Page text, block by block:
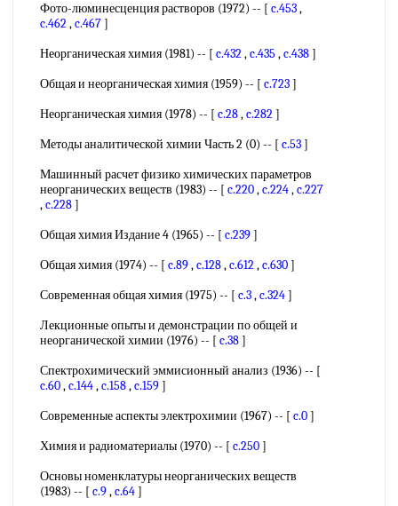
Фото-люминесценция растворов (1972) -- [ c.453,
c.462,c.467]
Неорганическая химия (1981) -- [ c.432,c.435 ,c.438]
Общая и неорганическая химия (1959) -- [ c.723]
Неорганическая химия (1978) -- [ c.28,c.282]
Методы аналитической химии Часть 2 (0) -- [ c.53]
Машинный расчет физико химических параметров
неорганических веществ (1983) -- [ c.220,c.224,c.227
,c.228]
Общая химия Издание 4 (1965) -- [ c.239]
Общая химия (1974) -- [ c.89,c.128,c.612,c.630]
Современная общая химия (1975) -- [ c.3,c.324]
Лекционные опыты и демонстрации по общей и
неорганической химии (1976) -- [ c.38]
Спектрохимический эммисионный анализ (1936) -- [
c.60,c.144,c.158,c.159]
Современные аспекты электрохимии (1967) -- [ c.0]
Химия и радиоматериалы (1970) -- [ c.250]
Основы номенклатуры неорганических веществ
(1983) -- [ c.9,c.64]